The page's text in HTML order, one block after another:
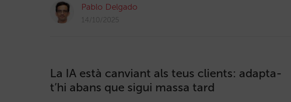
Pablo Delgado
14/10/2025
La IA està canviant als teus clients: adapta-
t’hi abans que sigui massa tard